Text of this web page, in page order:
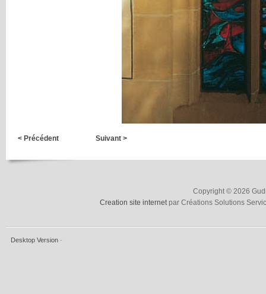
< Précédent Suivant >
Copyright © 2026
Creation site internetpar Créations Solutions
Desktop Version -